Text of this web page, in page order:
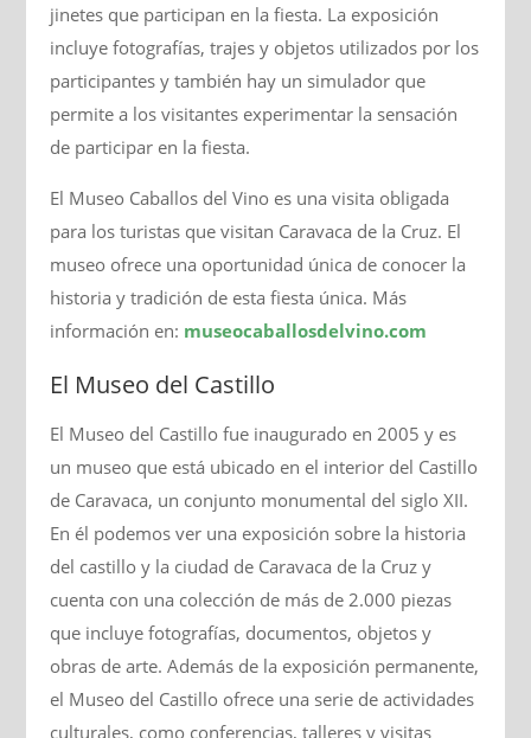
jinetes que participan en la fiesta. La exposición
incluye fotografías, trajes y objetos utilizados por los
participantes y también hay un simulador que
permite a los visitantes experimentar la sensación
de participar en la fiesta.
El Museo Caballos del Vino es una visita obligada
para los turistas que visitan Caravaca de la Cruz. El
museo ofrece una oportunidad única de conocer la
historia y tradición de esta fiesta única. Más
información en: museocaballosdelvino.com
El Museo del Castillo
El Museo del Castillo fue inaugurado en 2005 y es
un museo que está ubicado en el interior del Castillo
de Caravaca, un conjunto monumental del siglo XII.
En él podemos ver una exposición sobre la historia
del castillo y la ciudad de Caravaca de la Cruz y
cuenta con una colección de más de 2.000 piezas
que incluye fotografías, documentos, objetos y
obras de arte. Además de la exposición permanente,
el Museo del Castillo ofrece una serie de actividades
culturales, como conferencias, talleres y visitas